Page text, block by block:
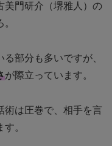
美門研介（堺雅人）の
部分も多いですが、
が際立っています。
術は圧巻で、相手を言
。